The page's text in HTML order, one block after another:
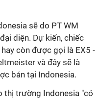
sẽ do PT WM
diện. Dự kiến, chiếc
còn được gọi là EX5 -
và đây sẽ là
bán tại Indonesia.
thị trường Indonesia "có